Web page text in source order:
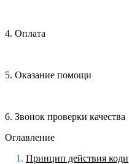
4. Оплата
5. Оказание помощи
6. Звонок проверки качества
Оглавление
Принцип действия